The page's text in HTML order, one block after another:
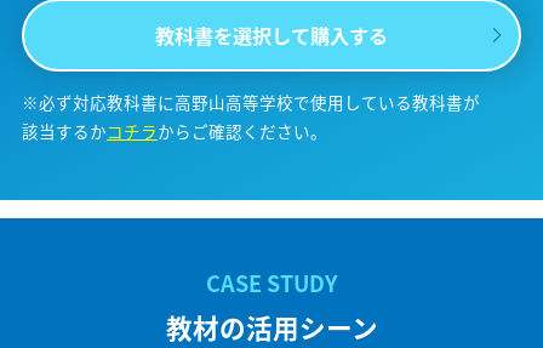
教科書を選択して購入する
※必ず対応教科書に高野山高等学校で使用している教科書が
該当するかコチラからご確認ください。
教材の活用シーン